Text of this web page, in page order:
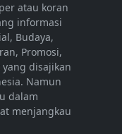
atau koran
informasi
Budaya,
Promosi,
yang disajikan
Namun
dalam
menjangkau